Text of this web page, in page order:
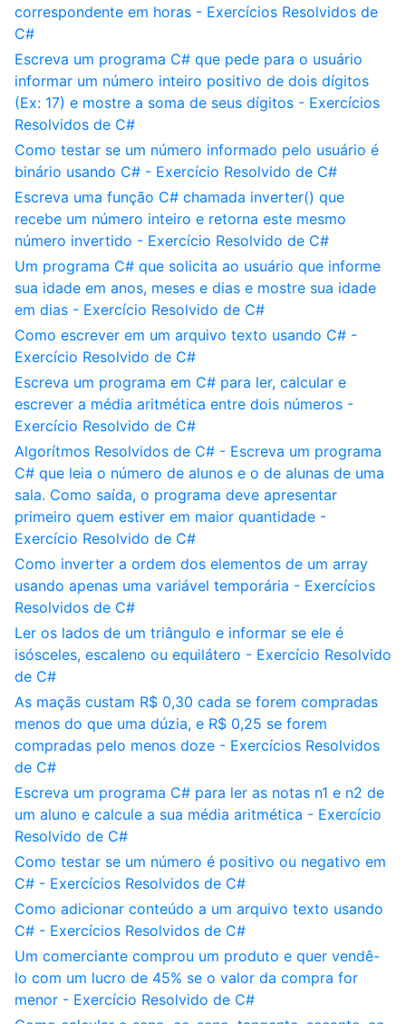
correspondente em horas - Exercícios Resolvidos de
C#
Escreva um programa C# que pede para o usuário
informar um número inteiro positivo de dois dígitos
(Ex: 17) e mostre a soma de seus dígitos - Exercícios
Resolvidos de C#
Como testar se um número informado pelo usuário é
binário usando C# - Exercício Resolvido de C#
Escreva uma função C# chamada inverter() que
recebe um número inteiro e retorna este mesmo
número invertido - Exercício Resolvido de C#
Um programa C# que solicita ao usuário que informe
sua idade em anos, meses e dias e mostre sua idade
em dias - Exercício Resolvido de C#
Como escrever em um arquivo texto usando C# -
Exercício Resolvido de C#
Escreva um programa em C# para ler, calcular e
escrever a média aritmética entre dois números -
Exercício Resolvido de C#
Algorítmos Resolvidos de C# - Escreva um programa
C# que leia o número de alunos e o de alunas de uma
sala. Como saída, o programa deve apresentar
primeiro quem estiver em maior quantidade -
Exercício Resolvido de C#
Como inverter a ordem dos elementos de um array
usando apenas uma variável temporária - Exercícios
Resolvidos de C#
Ler os lados de um triângulo e informar se ele é
isósceles, escaleno ou equilátero - Exercício Resolvido
de C#
As maçãs custam R$ 0,30 cada se forem compradas
menos do que uma dúzia, e R$ 0,25 se forem
compradas pelo menos doze - Exercícios Resolvidos
de C#
Escreva um programa C# para ler as notas n1 e n2 de
um aluno e calcule a sua média aritmética - Exercício
Resolvido de C#
Como testar se um número é positivo ou negativo em
C# - Exercícios Resolvidos de C#
Como adicionar conteúdo a um arquivo texto usando
C# - Exercícios Resolvidos de C#
Um comerciante comprou um produto e quer vendê-
lo com um lucro de 45% se o valor da compra for
menor - Exercício Resolvido de C#